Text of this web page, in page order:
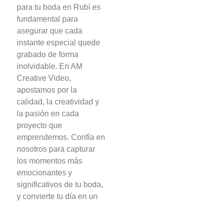
para tu boda en Rubí es
fundamental para
asegurar que cada
instante especial quede
grabado de forma
inolvidable. En AM
Creative Video,
apostamos por la
calidad, la creatividad y
la pasión en cada
proyecto que
emprendemos. Confía en
nosotros para capturar
los momentos más
emocionantes y
significativos de tu boda,
y convierte tu día en un